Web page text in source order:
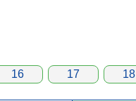
16 17 18